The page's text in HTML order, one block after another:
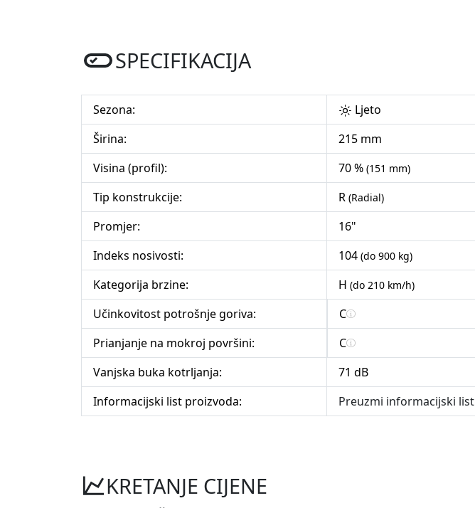
SPECIFIKACIJA
Sezona:
Ljeto
Širina:
215 mm
Visina (profil):
70 % (151 mm)
Tip konstrukcije: R (Radial)
Promjer:
16"
Indeks nosivosti:
104 (do 900 kg)
Kategorija brzine: H (do 210 km/h)
Učinkovitost potrošnje goriva:
C
Prianjanje na mokroj površini:
C
Vanjska buka kotrljanja:
71 dB
Informacijski list proizvoda:
Preuzmi informacijski list
KRETANJE CIJENE